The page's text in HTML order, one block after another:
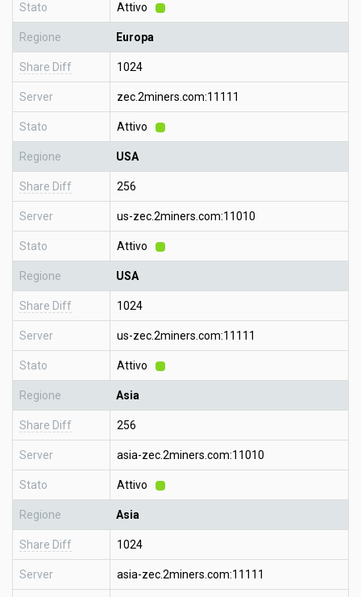
Stato Attivo
Regione Europa
Share Diff 1024
Server zec.2miners.com:11111
Stato Attivo
Regione USA
Share Diff 256
Server us-zec.2miners.com:11010
Stato Attivo
Regione USA
Share Diff 1024
Server us-zec.2miners.com:11111
Stato Attivo
Regione Asia
Share Diff 256
Server asia-zec.2miners.com:11010
Stato Attivo
Regione Asia
Share Diff 1024
Server asia-zec.2miners.com:11111